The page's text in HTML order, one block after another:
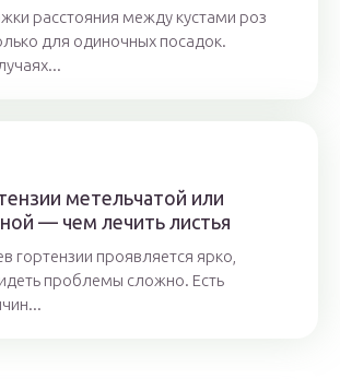
расстояния между кустами роз
для одиночных посадок.
метельчатой или
— чем лечить листья
гортензии проявляется ярко,
проблемы сложно. Есть